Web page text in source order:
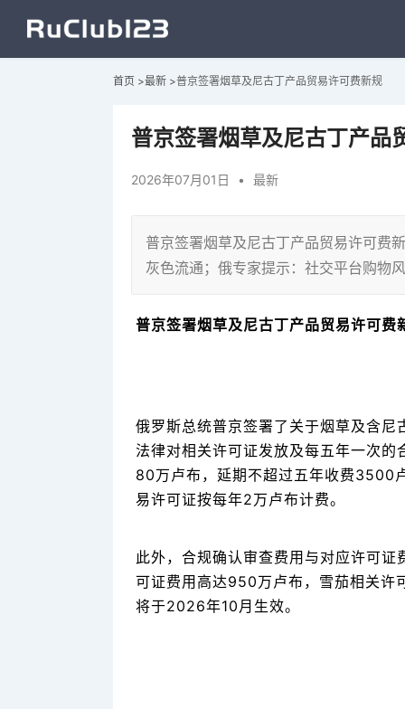
首页 >最新 >普京签署烟草及尼古丁产品贸易许可费新规
普京签署烟草及尼古丁产品
2026年07月01日 • 最新
普京签署烟草及尼古丁产品贸易许可费
灰色流通；俄专家提示：社交平台购物
普京签署烟草及尼古丁产品贸易许可费
俄罗斯总统普京签署了关于烟草及含
法律对相关许可证发放及每五年一次
80万卢布，延期不超过五年收费3500
易许可证按每年2万卢布计费。
此外，合规确认审查费用与对应许可
可证费用高达950万卢布，雪茄相关许
将于2026年10月生效。